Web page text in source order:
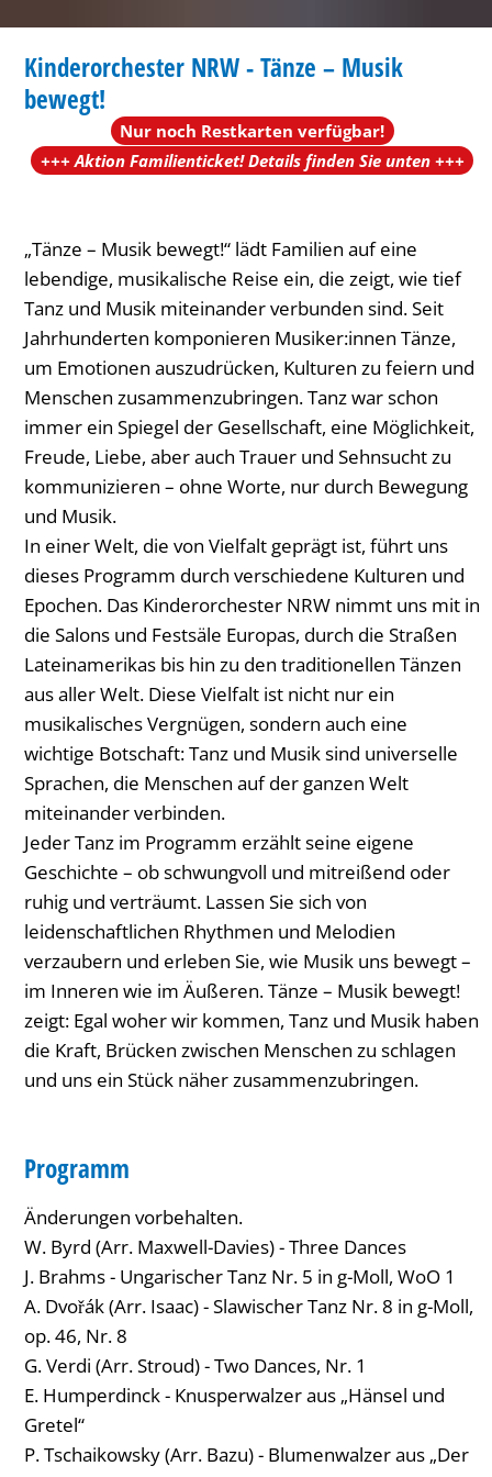
bewegt!
KATEGORIE: KLASSIK
Kinderorchester NRW - Tänze – Musik
bewegt!
Nur noch Restkarten verfügbar!
+++ Aktion Familienticket! Details finden Sie unten +++
„Tänze – Musik bewegt!“ lädt Familien auf eine
lebendige, musikalische Reise ein, die zeigt, wie tief
Tanz und Musik miteinander verbunden sind. Seit
Jahrhunderten komponieren Musiker:innen Tänze,
um Emotionen auszudrücken, Kulturen zu feiern und
Menschen zusammenzubringen. Tanz war schon
immer ein Spiegel der Gesellschaft, eine Möglichkeit,
Freude, Liebe, aber auch Trauer und Sehnsucht zu
kommunizieren – ohne Worte, nur durch Bewegung
und Musik.
In einer Welt, die von Vielfalt geprägt ist, führt uns
dieses Programm durch verschiedene Kulturen und
Epochen. Das Kinderorchester NRW nimmt uns mit in
die Salons und Festsäle Europas, durch die Straßen
Lateinamerikas bis hin zu den traditionellen Tänzen
aus aller Welt. Diese Vielfalt ist nicht nur ein
musikalisches Vergnügen, sondern auch eine
wichtige Botschaft: Tanz und Musik sind universelle
Sprachen, die Menschen auf der ganzen Welt
miteinander verbinden.
Jeder Tanz im Programm erzählt seine eigene
Geschichte – ob schwungvoll und mitreißend oder
ruhig und verträumt. Lassen Sie sich von
leidenschaftlichen Rhythmen und Melodien
verzaubern und erleben Sie, wie Musik uns bewegt –
im Inneren wie im Äußeren. Tänze – Musik bewegt!
zeigt: Egal woher wir kommen, Tanz und Musik haben
die Kraft, Brücken zwischen Menschen zu schlagen
und uns ein Stück näher zusammenzubringen.
Programm
Änderungen vorbehalten.
W. Byrd (Arr. Maxwell-Davies) - Three Dances
J. Brahms - Ungarischer Tanz Nr. 5 in g-Moll, WoO 1
A. Dvořák (Arr. Isaac) - Slawischer Tanz Nr. 8 in g-Moll,
op. 46, Nr. 8
G. Verdi (Arr. Stroud) - Two Dances, Nr. 1
E. Humperdinck - Knusperwalzer aus „Hänsel und
Gretel“
P. Tschaikowsky (Arr. Bazu) - Blumenwalzer aus „Der